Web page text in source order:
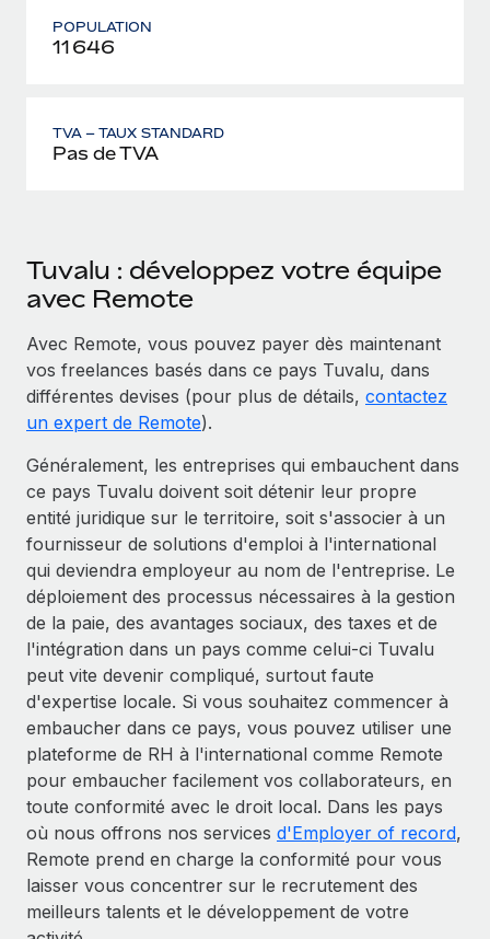
POPULATION
11 646
TVA – TAUX STANDARD
Pas de TVA
Tuvalu : développez votre équipe
avec Remote
Avec Remote, vous pouvez payer dès maintenant
vos freelances basés dans ce pays Tuvalu, dans
différentes devises (pour plus de détails, contactez
un expert de Remote).
Généralement, les entreprises qui embauchent dans
ce pays Tuvalu doivent soit détenir leur propre
entité juridique sur le territoire, soit s'associer à un
fournisseur de solutions d'emploi à l'international
qui deviendra employeur au nom de l'entreprise. Le
déploiement des processus nécessaires à la gestion
de la paie, des avantages sociaux, des taxes et de
l'intégration dans un pays comme celui-ci Tuvalu
peut vite devenir compliqué, surtout faute
d'expertise locale. Si vous souhaitez commencer à
embaucher dans ce pays, vous pouvez utiliser une
plateforme de RH à l'international comme Remote
pour embaucher facilement vos collaborateurs, en
toute conformité avec le droit local. Dans les pays
où nous offrons nos services d'Employer of record,
Remote prend en charge la conformité pour vous
laisser vous concentrer sur le recrutement des
meilleurs talents et le développement de votre